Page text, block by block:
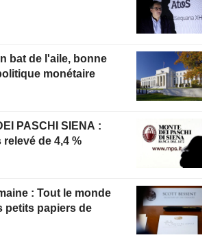
bat de l'aile, bonne
monétaire
PASCHI SIENA :
de 4,4 %
: Tout le monde
petits papiers de